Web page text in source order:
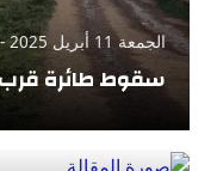
الجمعة 11 أبريل 2025 - 20:00
سقوط طائرة